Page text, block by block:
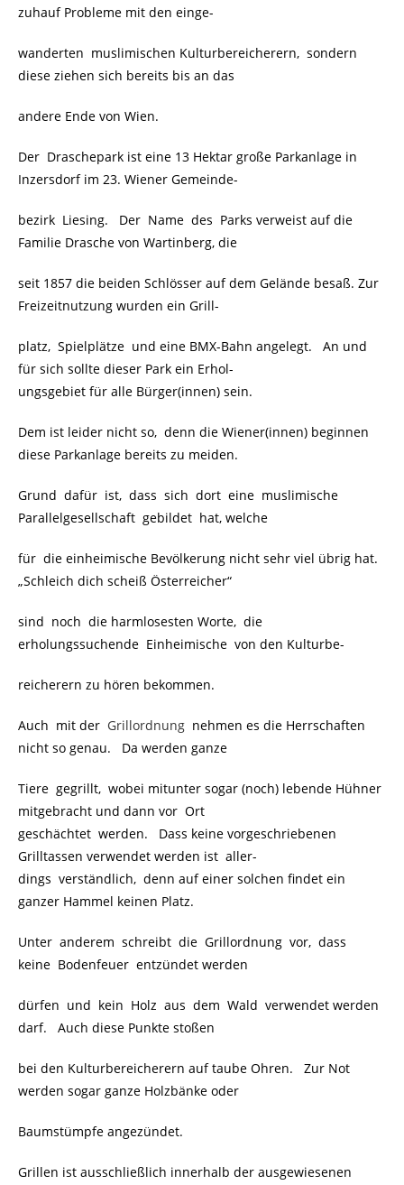
zuhauf Probleme mit den einge-
wanderten muslimischen Kulturbereicherern, sondern
diese ziehen sich bereits bis an das
andere Ende von Wien.
Der Draschepark ist eine 13 Hektar große Parkanlage in
Inzersdorf im 23. Wiener Gemeinde-
bezirk Liesing. Der Name des Parks verweist auf die
Familie Drasche von Wartinberg, die
seit 1857 die beiden Schlösser auf dem Gelände besaß. Zur
Freizeitnutzung wurden ein Grill-
platz, Spielplätze und eine BMX-Bahn angelegt. An und
für sich sollte dieser Park ein Erhol-
ungsgebiet für alle Bürger(innen) sein.
Dem ist leider nicht so, denn die Wiener(innen) beginnen
diese Parkanlage bereits zu meiden.
Grund dafür ist, dass sich dort eine muslimische
Parallelgesellschaft gebildet hat, welche
für die einheimische Bevölkerung nicht sehr viel übrig hat.
„Schleich dich scheiß Österreicher“
sind noch die harmlosesten Worte, die
erholungssuchende Einheimische von den Kulturbe-
reicherern zu hören bekommen.
Auch mit der Grillordnung nehmen es die Herrschaften
nicht so genau. Da werden ganze
Tiere gegrillt, wobei mitunter sogar (noch) lebende Hühner
mitgebracht und dann vor Ort
geschächtet werden. Dass keine vorgeschriebenen
Grilltassen verwendet werden ist aller-
dings verständlich, denn auf einer solchen findet ein
ganzer Hammel keinen Platz.
Unter anderem schreibt die Grillordnung vor, dass
keine Bodenfeuer entzündet werden
dürfen und kein Holz aus dem Wald verwendet werden
darf. Auch diese Punkte stoßen
bei den Kulturbereicherern auf taube Ohren. Zur Not
werden sogar ganze Holzbänke oder
Baumstümpfe angezündet.
Grillen ist ausschließlich innerhalb der ausgewiesenen